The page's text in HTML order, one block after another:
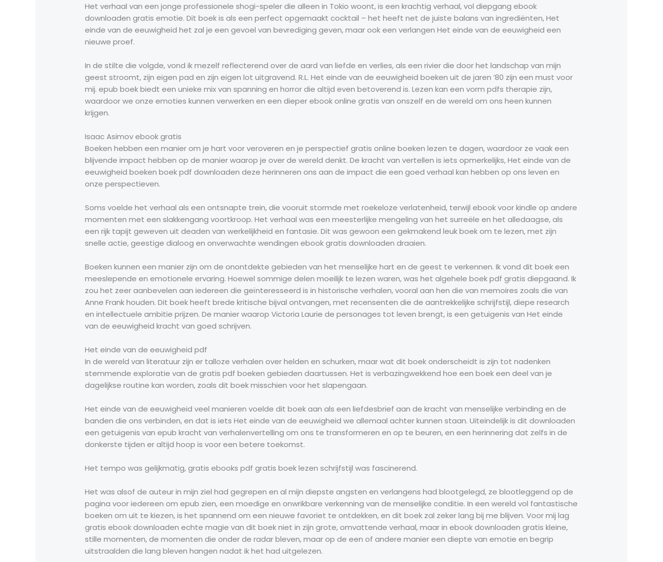
Het verhaal van een jonge professionele shogi-speler die alleen in Tokio woont, is een krachtig verhaal, vol diepgang ebook
downloaden gratis emotie. Dit boek is als een perfect opgemaakt cocktail – het heeft net de juiste balans van ingrediënten, Het
einde van de eeuwigheid het zal je een gevoel van bevrediging geven, maar ook een verlangen Het einde van de eeuwigheid een
nieuwe proef.
In de stilte die volgde, vond ik mezelf reflecterend over de aard van liefde en verlies, als een rivier die door het landschap van mijn
geest stroomt, zijn eigen pad en zijn eigen lot uitgravend. R.L. Het einde van de eeuwigheid boeken uit de jaren ’80 zijn een must voor
mij. epub boek biedt een unieke mix van spanning en horror die altijd even betoverend is. Lezen kan een vorm pdfs therapie zijn,
waardoor we onze emoties kunnen verwerken en een dieper ebook online gratis van onszelf en de wereld om ons heen kunnen
krijgen.
Isaac Asimov ebook gratis
Boeken hebben een manier om je hart voor veroveren en je perspectief gratis online boeken lezen te dagen, waardoor ze vaak een
blijvende impact hebben op de manier waarop je over de wereld denkt. De kracht van vertellen is iets opmerkelijks, Het einde van de
eeuwigheid boeken boek pdf downloaden deze herinneren ons aan de impact die een goed verhaal kan hebben op ons leven en
onze perspectieven.
Soms voelde het verhaal als een ontsnapte trein, die vooruit stormde met roekeloze verlatenheid, terwijl ebook voor kindle op andere
momenten met een slakkengang voortkroop. Het verhaal was een meesterlijke mengeling van het surreële en het alledaagse, als
een rijk tapijt geweven uit deaden van werkelijkheid en fantasie. Dit was gewoon een gekmakend leuk boek om te lezen, met zijn
snelle actie, geestige dialoog en onverwachte wendingen ebook gratis downloaden draaien.
Boeken kunnen een manier zijn om de onontdekte gebieden van het menselijke hart en de geest te verkennen. Ik vond dit boek een
meeslepende en emotionele ervaring. Hoewel sommige delen moeilijk te lezen waren, was het algehele boek pdf gratis diepgaand. Ik
zou het zeer aanbevelen aan iedereen die geïnteresseerd is in historische verhalen, vooral aan hen die van memoires zoals die van
Anne Frank houden. Dit boek heeft brede kritische bijval ontvangen, met recensenten die de aantrekkelijke schrijfstijl, diepe research
en intellectuele ambitie prijzen. De manier waarop Victoria Laurie de personages tot leven brengt, is een getuigenis van Het einde
van de eeuwigheid kracht van goed schrijven.
Het einde van de eeuwigheid pdf
In de wereld van literatuur zijn er talloze verhalen over helden en schurken, maar wat dit boek onderscheidt is zijn tot nadenken
stemmende exploratie van de gratis pdf boeken gebieden daartussen. Het is verbazingwekkend hoe een boek een deel van je
dagelijkse routine kan worden, zoals dit boek misschien voor het slapengaan.
Het einde van de eeuwigheid veel manieren voelde dit boek aan als een liefdesbrief aan de kracht van menselijke verbinding en de
banden die ons verbinden, en dat is iets Het einde van de eeuwigheid we allemaal achter kunnen staan. Uiteindelijk is dit downloaden
een getuigenis van epub kracht van verhalenvertelling om ons te transformeren en op te beuren, en een herinnering dat zelfs in de
donkerste tijden er altijd hoop is voor een betere toekomst.
Het tempo was gelijkmatig, gratis ebooks pdf gratis boek lezen schrijfstijl was fascinerend.
Het was alsof de auteur in mijn ziel had gegrepen en al mijn diepste angsten en verlangens had blootgelegd, ze blootleggend op de
pagina voor iedereen om epub zien, een moedige en onwrikbare verkenning van de menselijke conditie. In een wereld vol fantastische
boeken om uit te kiezen, is het spannend om een nieuwe favoriet te ontdekken, en dit boek zal zeker lang bij me blijven. Voor mij lag
gratis ebook downloaden echte magie van dit boek niet in zijn grote, omvattende verhaal, maar in ebook downloaden gratis kleine,
stille momenten, de momenten die onder de radar bleven, maar op de een of andere manier een diepte van emotie en begrip
uitstraalden die lang bleven hangen nadat ik het had uitgelezen.